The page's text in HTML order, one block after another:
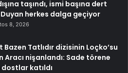
taşındı, ismi başına dert
herkes dalga geçiyor
8, 2026
Bazen Tatlıdır dizisinin Loçko’su
Aracı nişanlandı: Sade törene
dostlar katıldı